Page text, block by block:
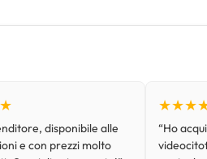
disponibile alle
e con prezzi molto
“Ho